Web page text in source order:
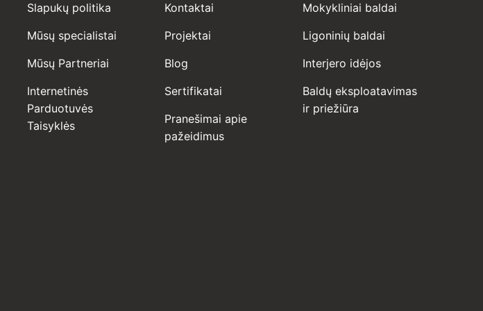
Slapukų politika
Mūsų specialistai
Mūsų Partneriai
Internetinės
Parduotuvės
Taisyklės
Kontaktai
Projektai
Blog
Sertifikatai
Pranešimai apie
pažeidimus
Mokykliniai baldai
Ligoninių baldai
Interjero idėjos
Baldų eksploatavimas
ir priežiūra